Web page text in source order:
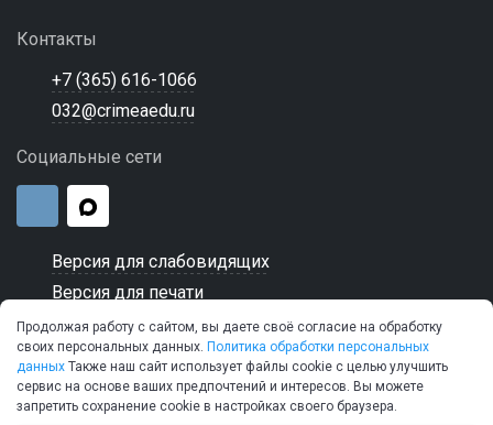
Контакты
+7 (365) 616-1066
032@crimeaedu.ru
Социальные сети
Версия для слабовидящих
Версия для печати
© 2026 ГБПОУ РК "Керченский морской технический
колледж"
Продолжая работу с сайтом, вы даете своё согласие на обработку
своих персональных данных. Политика обработки персональных
данных Также наш сайт использует файлы cookie с целью улучшить
сервис на основе ваших предпочтений и интересов. Вы можете
запретить сохранение cookie в настройках своего браузера.